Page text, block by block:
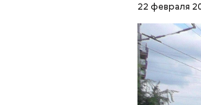
22 февраля
Скорую